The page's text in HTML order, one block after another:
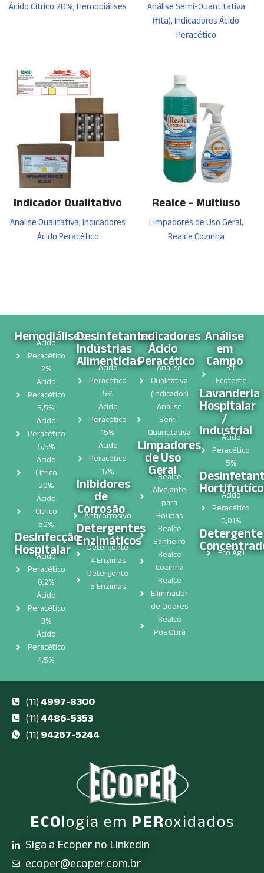
Ácido Cítrico 20%, Hemodiálises
Análise Semi-Quantitativa
(fita), Indicadores Ácido
Peracético
Indicador Qualitativo
Análise Qualitativa, Indicadores
Ácido Peracético
Realce – Multiuso
Limpadores de Uso Geral,
Realce Cozinha
Hemodiálises
Ácido
Peracético
2%
Ácido
Peracético
3,5%
Ácido
Peracético
5,5%
Ácido
Cítrico
20%
Ácido
Cítrico
50%
Desinfecção
Hospitalar​
Ácido
Peracético
0,2%
Ácido
Peracético
3%
Ácido
Peracético
4,5%
Desinfetantes
Indústrias
Alimentícias
Ácido
Peracético
5%
Ácido
Peracético
15%
Ácido
Peracético
17%
Inibidores
de
Corrosão
Anticorrosivo
Detergentes
Enzimáticos
Detergente
4 Enzimas
Detergente
5 Enzimas
Indicadores
Ácido
Peracético
Análise
Qualitativa
(Indicador)
Análise
Semi-
Quantitativa
Limpadores
de Uso
Geral
Realce
Alvejante
para
Roupas
Realce
Banheiro
Realce
Cozinha
Realce
Eliminador
de Odores
Realce
Pós Obra
Análise
em
Campo
Kit
Ecoteste
Lavanderia
Hospitalar
/
Industrial
Ácido
Peracético
5%
Ácido
Peracético
0,01%
Detergente
Eco Ágil
(11)4997-8300
(11)4486-5353
(11)94267-5244
ECOlogia em PERoxidados
Siga a Ecoper no Linkedin
ecoper@ecoper.com.br